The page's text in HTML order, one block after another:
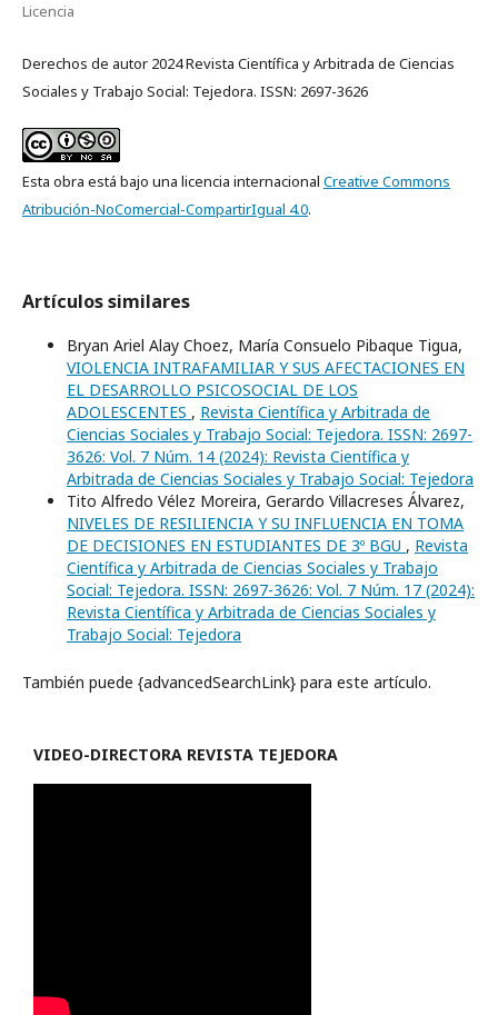
Licencia
Derechos de autor 2024 Revista Científica y Arbitrada de Ciencias
Sociales y Trabajo Social: Tejedora. ISSN: 2697-3626
Esta obra está bajo una licencia internacional Creative Commons
Atribución-NoComercial-CompartirIgual 4.0.
Artículos similares
Bryan Ariel Alay Choez, María Consuelo Pibaque Tigua,
VIOLENCIA INTRAFAMILIAR Y SUS AFECTACIONES EN
EL DESARROLLO PSICOSOCIAL DE LOS
ADOLESCENTES , Revista Científica y Arbitrada de
Ciencias Sociales y Trabajo Social: Tejedora. ISSN: 2697-
3626: Vol. 7 Núm. 14 (2024): Revista Científica y
Arbitrada de Ciencias Sociales y Trabajo Social: Tejedora
Tito Alfredo Vélez Moreira, Gerardo Villacreses Álvarez,
NIVELES DE RESILIENCIA Y SU INFLUENCIA EN TOMA
DE DECISIONES EN ESTUDIANTES DE 3º BGU , Revista
Científica y Arbitrada de Ciencias Sociales y Trabajo
Social: Tejedora. ISSN: 2697-3626: Vol. 7 Núm. 17 (2024):
Revista Científica y Arbitrada de Ciencias Sociales y
Trabajo Social: Tejedora
También puede {advancedSearchLink} para este artículo.
VIDEO-DIRECTORA REVISTA TEJEDORA